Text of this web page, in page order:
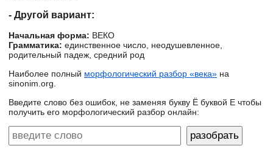
- Другой вариант:
Начальная форма: ВЕКО
Грамматика: единственное число, неодушевленное,
родительный падеж, средний род
Наиболее полный морфологический разбор «века» на
sinonim.org.
Введите слово без ошибок, не заменяя букву Ё буквой Е чтобы
получить его морфологический разбор онлайн: